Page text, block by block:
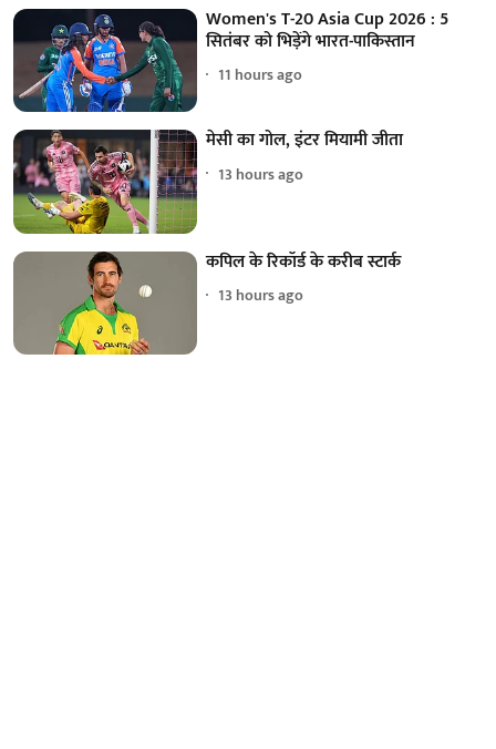
Women's T-20 Asia Cup 2026 : 5
सितंबर को भिड़ेंगे भारत-पाकिस्तान
11 hours ago
मेसी का गोल, इंटर मियामी जीता
13 hours ago
कपिल के रिकॉर्ड के करीब स्टार्क
13 hours ago